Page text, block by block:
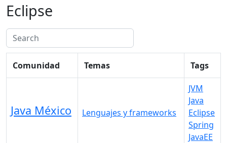
Eclipse
Comunidad Temas Tags
Java México Lenguajes y frameworks
JVM
Java
Eclipse
Spring
JavaEE